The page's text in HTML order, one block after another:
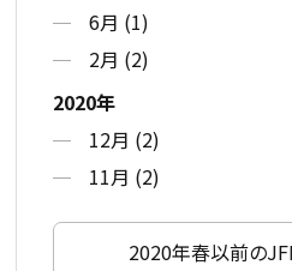
6月 (1)
2月 (2)
2020年
12月 (2)
11月 (2)
2020年春以前の